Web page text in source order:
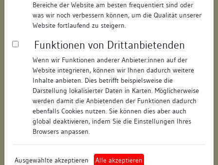
Bereiche der Website am besten frequentiert sind oder
was wir noch verbessern können, um die Qualität unserer
Website fortlaufend zu steigern.
Funktionen von Drittanbietenden
Wenn wir Funktionen anderer Anbieter:innen auf der
Website integrieren, können wir Ihnen dadurch weitere
Inhalte anbieten. Dies betrifft beispielsweise die
Darstellung lokalisierter Daten in Karten. Möglicherweise
werden damit die Anbietenden der Funktionen dadurch
ebenfalls Cookies nutzen. Sie können dies aber auch
global deaktivieren, indem Sie die Einstellungen Ihres
Browsers anpassen.
Ausgewählte akzeptieren Alle akzeptieren
Straße: Gerberstraße
Hausnummer: 60
Postleitzahl: 78050
Stadt-Teilort: Villingen
Regierungsbezirk: Freiburg
Schwarzwald-Baar-Kreis
(Landkreis)
Wohnplatzschlüssel:
keine